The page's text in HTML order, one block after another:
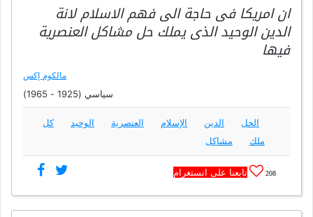
ان امريكا فى حاجة الى فهم الاسلام لانة
الدين الوحيد الذى يملك حل مشاكل العنصرية
فيها
مالكوم إكس
سياسي (1925 - 1965)
الحل الدين الإسلام العنصرية الوحيد
كل
ملك
مشاكل
208 تابعنا على انستغرام